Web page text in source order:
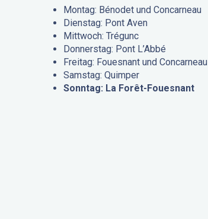
Montag: Bénodet und Concarneau
Dienstag: Pont Aven
Mittwoch: Trégunc
Donnerstag: Pont L’Abbé
Freitag: Fouesnant und Concarneau
Samstag: Quimper
Sonntag: La Forêt-Fouesnant